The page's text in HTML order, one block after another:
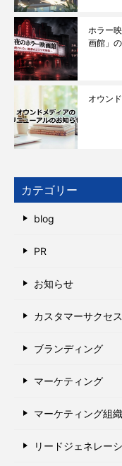
ホラー
画館」
オウン
カテゴリー
blog
PR
お知らせ
カスタマーサクセス
ブランディング
マーケティング
マーケティング組
リードジェネレー